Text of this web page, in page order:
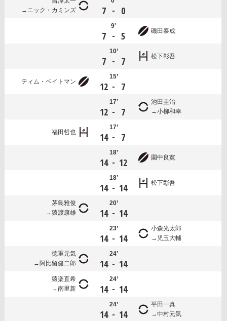
ニック・カミンズ
7 - 0
9’
7 - 5 磯田泰成
10’
7 - 7 松下彰吾
ティム・ベイトマン
15’
12 - 7
17’
12 - 7
池田圭治
小柳和幸
福田哲也
17’
14 - 7
18’
14 - 12 園中良寛
18’
14 - 14 松下彰吾
茅島雅俊
猿渡康雄
20’
14 - 14
23’
14 - 14
小森光太郎
児玉大輔
徳重元気
阿比留健二郎
24’
14 - 14
猿楽直希
南里新
24’
14 - 14
24’
14 - 14
平田一真
中村元気